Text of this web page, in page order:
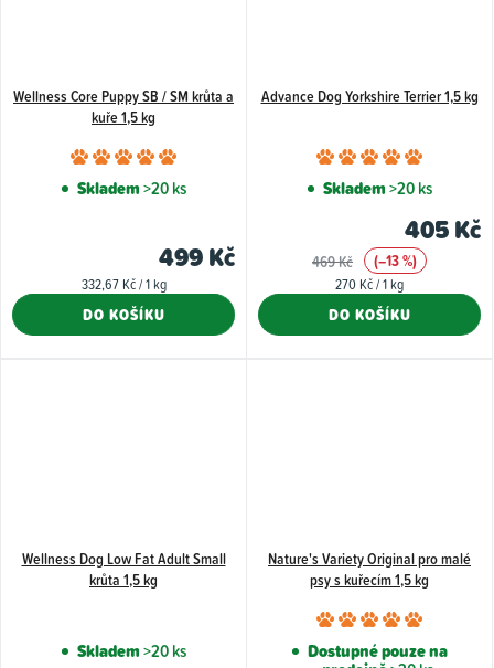
Wellness Core Puppy SB / SM krůta a
kuře 1,5 kg
Průměrné
hodnocení
5,0
z
hvězdiček.
Skladem>20 ks
499 Kč
Měrná
332,67 Kč / 1 kg
DO KOŠÍKU
Advance Dog Yorkshire Terrier 1,5 kg
je
5,0
z
Skladem>20 ks
405 Kč
469 Kč (–13 %)
Měrná
270 Kč / 1 kg
DO KOŠÍKU
Wellness Dog Low Fat Adult Small
krůta 1,5 kg
Skladem>20 ks
Nature's Variety Original pro malé
psy s kuřecím 1,5 kg
Dostupné pouze na